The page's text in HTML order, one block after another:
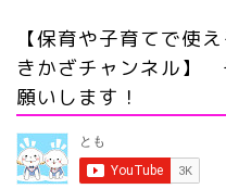
【保育や子育てで使
きかざチャンネル】
願いします！